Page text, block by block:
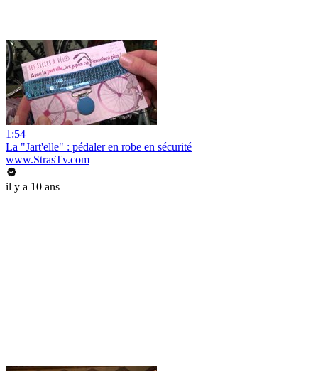
1:54
La "Jart'elle" : pédaler en robe en sécurité
www.StrasTv.com
il y a 10 ans